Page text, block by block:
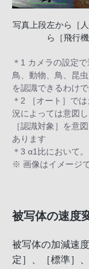
写真上段左から［
ら［飛行
＊1 カメラの設定
鳥、動物、鳥、昆
を認識できるわけ
＊2 ［オート］で
況によっては意図
［認識対象］を意
あります
＊3 α1比において
※ 画像はイメージ
被写体の速度
被写体の加減速
定］、［標準］